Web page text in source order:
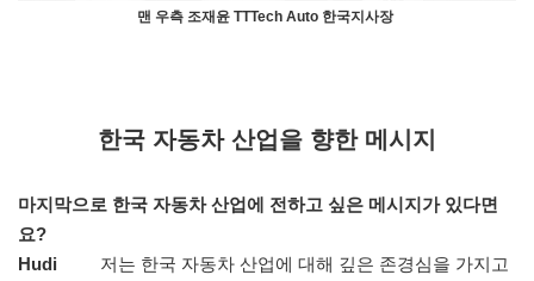
맨 우측 조재윤 TTTech Auto 한국지사장
한국 자동차 산업을 향한 메시지
마지막으로 한국 자동차 산업에 전하고 싶은 메시지가 있다면
요?
Hudi
저는 한국 자동차 산업에 대해 깊은 존경심을 가지고